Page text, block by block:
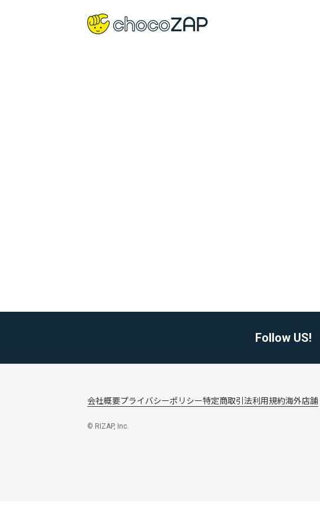
Follow US!
会社概要プライバシーポリシー特定商取引法利用規約海外店舗
© RIZAP, Inc.